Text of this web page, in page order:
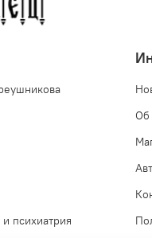
психиатрия
Об